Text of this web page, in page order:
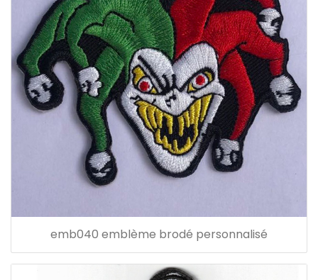
emb040 emblème brodé personnalisé